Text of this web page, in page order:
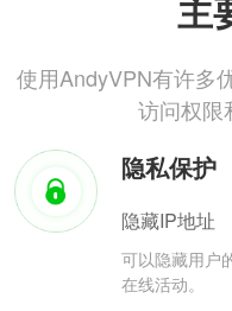
主
使用AndyVPN有许多
访问权限
隐私保护
隐藏IP地址
可以隐藏用户
在线活动。